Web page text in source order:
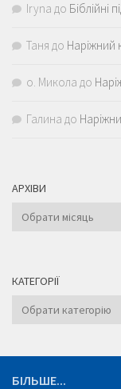
Iryna до Біблійні
Таня до Наріжний
о. Микола до
Галина до
АРХІВИ
Архіви
КАТЕГОРІЇ
Категорії
БІЛЬШЕ...